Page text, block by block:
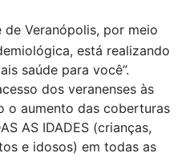
de Veranópolis, por meio
está realizando
saúde para você”.
dos veranenses às
o aumento das coberturas
AS IDADES (crianças,
e idosos) em todas as